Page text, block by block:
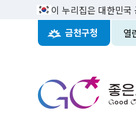
이 누리집은 대한민국
금천구청 열